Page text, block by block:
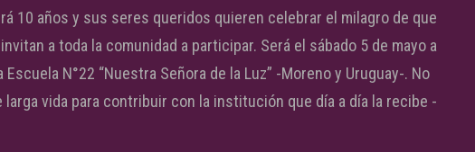
10 años y sus seres queridos quieren celebrar el milagro de que
a toda la comunidad a participar. Será el sábado 5 de mayo a
N°22 “Nuestra Señora de la Luz” -Moreno y Uruguay-. No
vida para contribuir con la institución que día a día la recibe -